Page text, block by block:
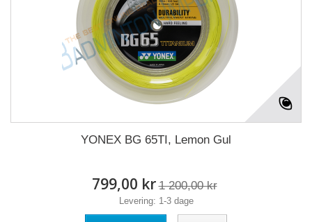
YONEX BG 65TI, Lemon Gul
799,00 kr 1 200,00 kr
Levering: 1-3 dage